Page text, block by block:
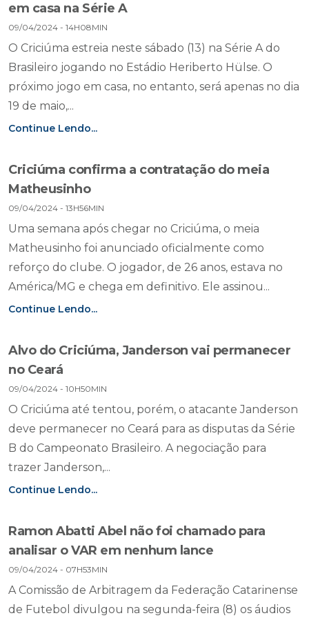
em casa na Série A
09/04/2024 - 14H08MIN
O Criciúma estreia neste sábado (13) na Série A do
Brasileiro jogando no Estádio Heriberto Hülse. O
próximo jogo em casa, no entanto, será apenas no dia
19 de maio,...
Continue Lendo...
Criciúma confirma a contratação do meia
Matheusinho
09/04/2024 - 13H56MIN
Uma semana após chegar no Criciúma, o meia
Matheusinho foi anunciado oficialmente como
reforço do clube. O jogador, de 26 anos, estava no
América/MG e chega em definitivo. Ele assinou...
Continue Lendo...
Alvo do Criciúma, Janderson vai permanecer
no Ceará
09/04/2024 - 10H50MIN
O Criciúma até tentou, porém, o atacante Janderson
deve permanecer no Ceará para as disputas da Série
B do Campeonato Brasileiro. A negociação para
trazer Janderson,...
Continue Lendo...
Ramon Abatti Abel não foi chamado para
analisar o VAR em nenhum lance
09/04/2024 - 07H53MIN
A Comissão de Arbitragem da Federação Catarinense
de Futebol divulgou na segunda-feira (8) os áudios